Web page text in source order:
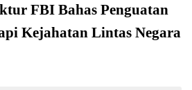
FBI Bahas Penguatan
Kejahatan Lintas Negara